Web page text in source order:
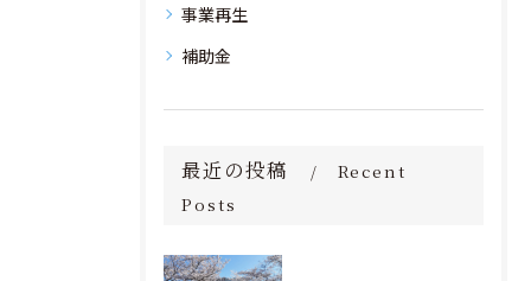
事業再生
補助金
最近の投稿
Recent
Posts